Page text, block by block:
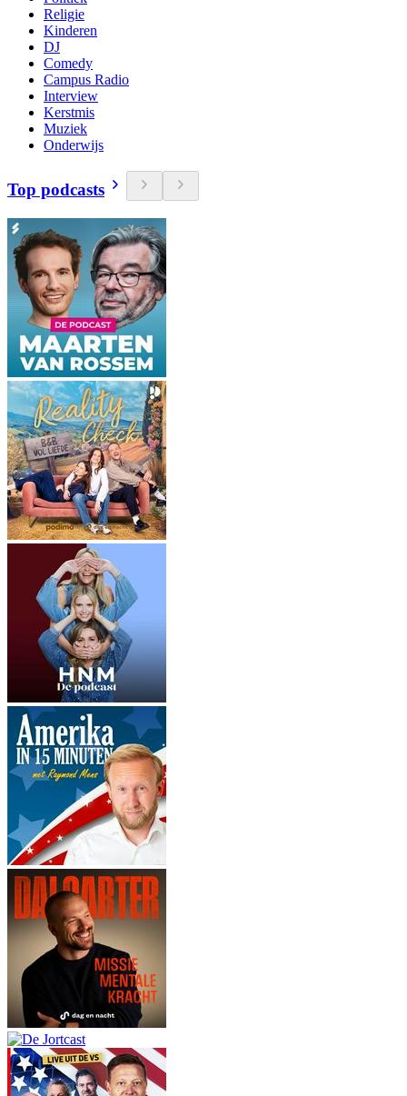
Religie
Kinderen
DJ
Comedy
Campus Radio
Interview
Kerstmis
Muziek
Onderwijs
Top podcasts